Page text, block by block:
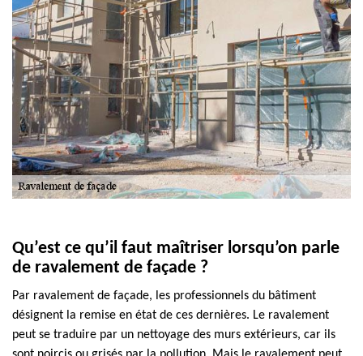
Qu’est ce qu’il faut maîtriser lorsqu’on parle
de ravalement de façade ?
Par ravalement de façade, les professionnels du bâtiment
désignent la remise en état de ces dernières. Le ravalement
peut se traduire par un nettoyage des murs extérieurs, car ils